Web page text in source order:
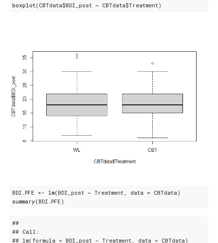
boxplot( CBTdata$BDI_post ~ CBTdata$Treatment)
BDI.PFE <- lm( BDI_post ~ Treatment , data = CBTdata )
summary( BDI.PFE )